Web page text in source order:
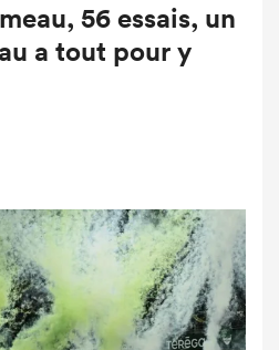
56 essais, un
a tout pour y